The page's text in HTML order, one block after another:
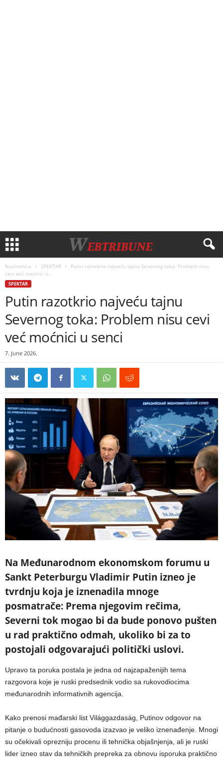
Naslovnica SPEKTAR
Putin razotkrio najveću tajnu Severnog toka: Problem nisu
cevi već moćnici u...
SPEKTAR
Putin razotkrio najveću tajnu
Severnog toka: Problem nisu cevi
već moćnici u senci
7. June 2026.
Na Međunarodnom ekonomskom forumu u
Sankt Peterburgu Vladimir Putin izneo je
tvrdnju koja je iznenadila mnoge
posmatrače: Prema njegovim rečima,
Severni tok mogao bi da bude ponovo pušten
u rad praktično odmah, ukoliko bi za to
postojali odgovarajući politički uslovi.
Upravo ta poruka postala je jedna od najzapaženijih tema
razgovora koje je ruski predsednik vodio sa rukovodiocima
međunarodnih informativnih agencija.
Kako prenosi mađarski list Világgazdaság, Putinov odgovor na
pitanje o budućnosti gasovoda izazvao je veliko iznenađenje. Mnogi
su očekivali oprezniju procenu ili tehnička objašnjenja, ali je ruski
lider izneo stav da tehničkih prepreka za obnovu isporuka praktično